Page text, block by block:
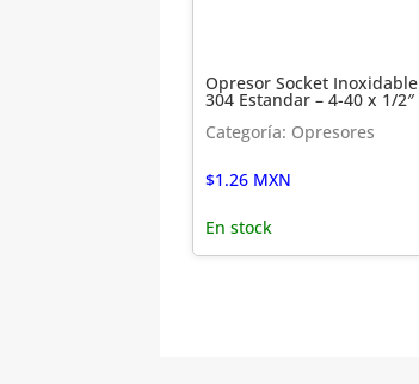
Opresor Socket Inoxidable
304 Estandar – 4-40 x 1/2″
Categoría: Opresores
$1.26 MXN
En stock